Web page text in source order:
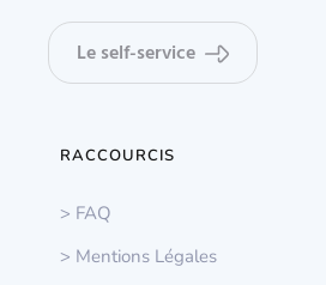
Le self-service
RACCOURCIS
> FAQ
> Mentions Légales